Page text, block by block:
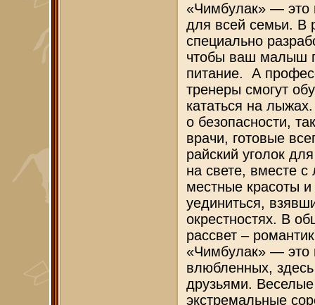
«Чимбулак» — это
для всей семьи. В
специально
чтобы ваш малыш
питание. А
тренеры смогут
кататься на
о безопасности,
врачи, готовые
райский уголок
на свете, вместе
местные красоты
уединиться,
окрестностях. В
рассвет –
«Чимбулак» — это
влюбленных, здесь
друзьями.
экстремальные